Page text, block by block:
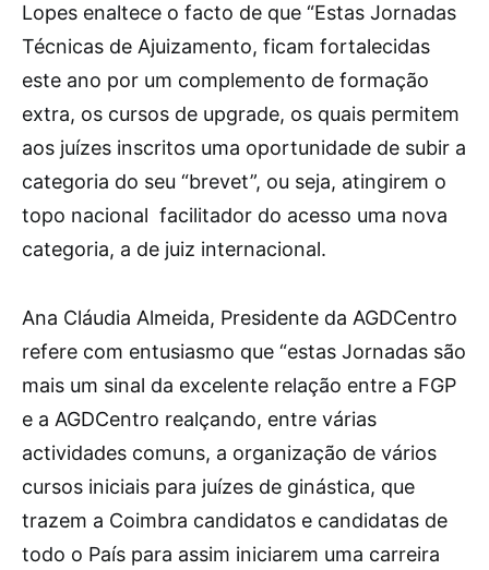
Lopes enaltece o facto de que “Estas Jornadas
Técnicas de Ajuizamento, ficam fortalecidas
este ano por um complemento de formação
extra, os cursos de upgrade, os quais permitem
aos juízes inscritos uma oportunidade de subir a
categoria do seu “brevet”, ou seja, atingirem o
topo nacional facilitador do acesso uma nova
categoria, a de juiz internacional.
Ana Cláudia Almeida, Presidente da AGDCentro
refere com entusiasmo que “estas Jornadas são
mais um sinal da excelente relação entre a FGP
e a AGDCentro realçando, entre várias
actividades comuns, a organização de vários
cursos iniciais para juízes de ginástica, que
trazem a Coimbra candidatos e candidatas de
todo o País para assim iniciarem uma carreira